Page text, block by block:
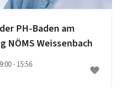
PH-Baden am
NÖMS Weissenbach
- 15:56